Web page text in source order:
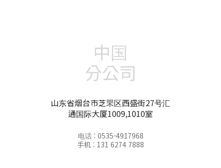
中国
分公司
山东省烟台市芝罘区西盛街27号汇
通国际大厦1009,1010室
电话 : 0535-4917968
手机 : 131 6274 7888